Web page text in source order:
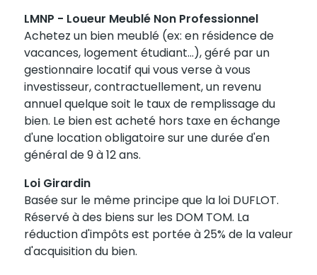
LMNP - Loueur Meublé Non Professionnel
Achetez un bien meublé (ex: en résidence de
vacances, logement étudiant...), géré par un
gestionnaire locatif qui vous verse à vous
investisseur, contractuellement, un revenu
annuel quelque soit le taux de remplissage du
bien. Le bien est acheté hors taxe en échange
d'une location obligatoire sur une durée d'en
général de 9 à 12 ans.
Loi Girardin
Basée sur le même principe que la loi DUFLOT.
Réservé à des biens sur les DOM TOM. La
réduction d'impôts est portée à 25% de la valeur
d'acquisition du bien.